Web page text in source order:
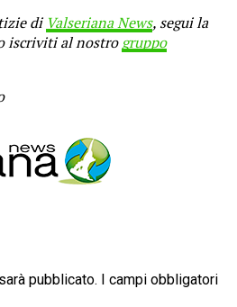
di Valseriana News, segui la
iscriviti al nostrogruppo
pubblicato. I campi obbligatori